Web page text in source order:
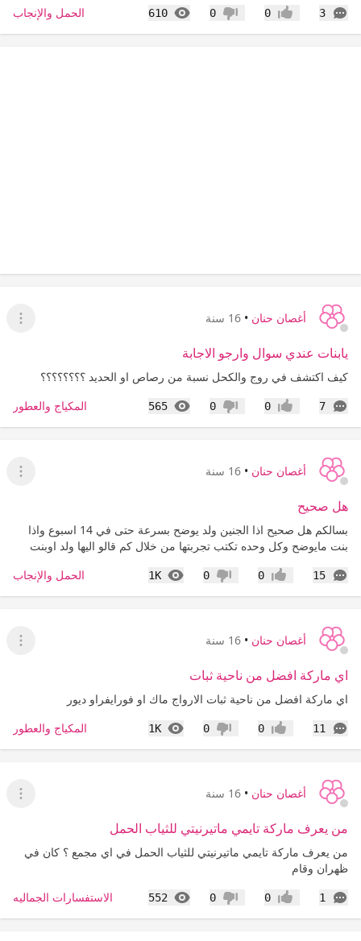
3
التعليقات إعجاب0 عدم إعجاب
0
610
المشاهدات الحمل والإنجاب
أغصان حنان • 16 سنة
عرض
يابنات عندي سوال وارجو الاجابة
كيف اكتشف في روج والكحل نسبة من رصاص او الحديد ؟؟؟؟؟؟؟؟
7
التعليقات إعجاب0 عدم إعجاب
0
565
المشاهدات المكياج والعطور
أغصان حنان • 16 سنة
عرض
هل صحيح
بسالكم هل صحيح اذا الجنين ولد يوضح بسرعة حتى في 14 اسبوع واذا
بنت مايوضح وكل وحده تكتب تجربتها من خلال كم قالو اليها ولد اوبنت
15
التعليقات إعجاب0 عدم إعجاب
0
1K
المشاهدات الحمل والإنجاب
أغصان حنان • 16 سنة
عرض
اي ماركة افضل من ناحية ثبات
اي ماركة افضل من ناحية ثبات الارواج ماك او فورايفراو ديور
11
التعليقات إعجاب0 عدم إعجاب
0
1K
المشاهدات المكياج والعطور
أغصان حنان • 16 سنة
عرض
من يعرف ماركة تايمي ماتيرنيتي للثياب الحمل
من يعرف ماركة تايمي ماتيرنيتي للثياب الحمل في اي مجمع ؟ كان في
ظهران وقام
1
التعليقات إعجاب0 عدم إعجاب
0
552
المشاهدات الاستفسارات الجماليه